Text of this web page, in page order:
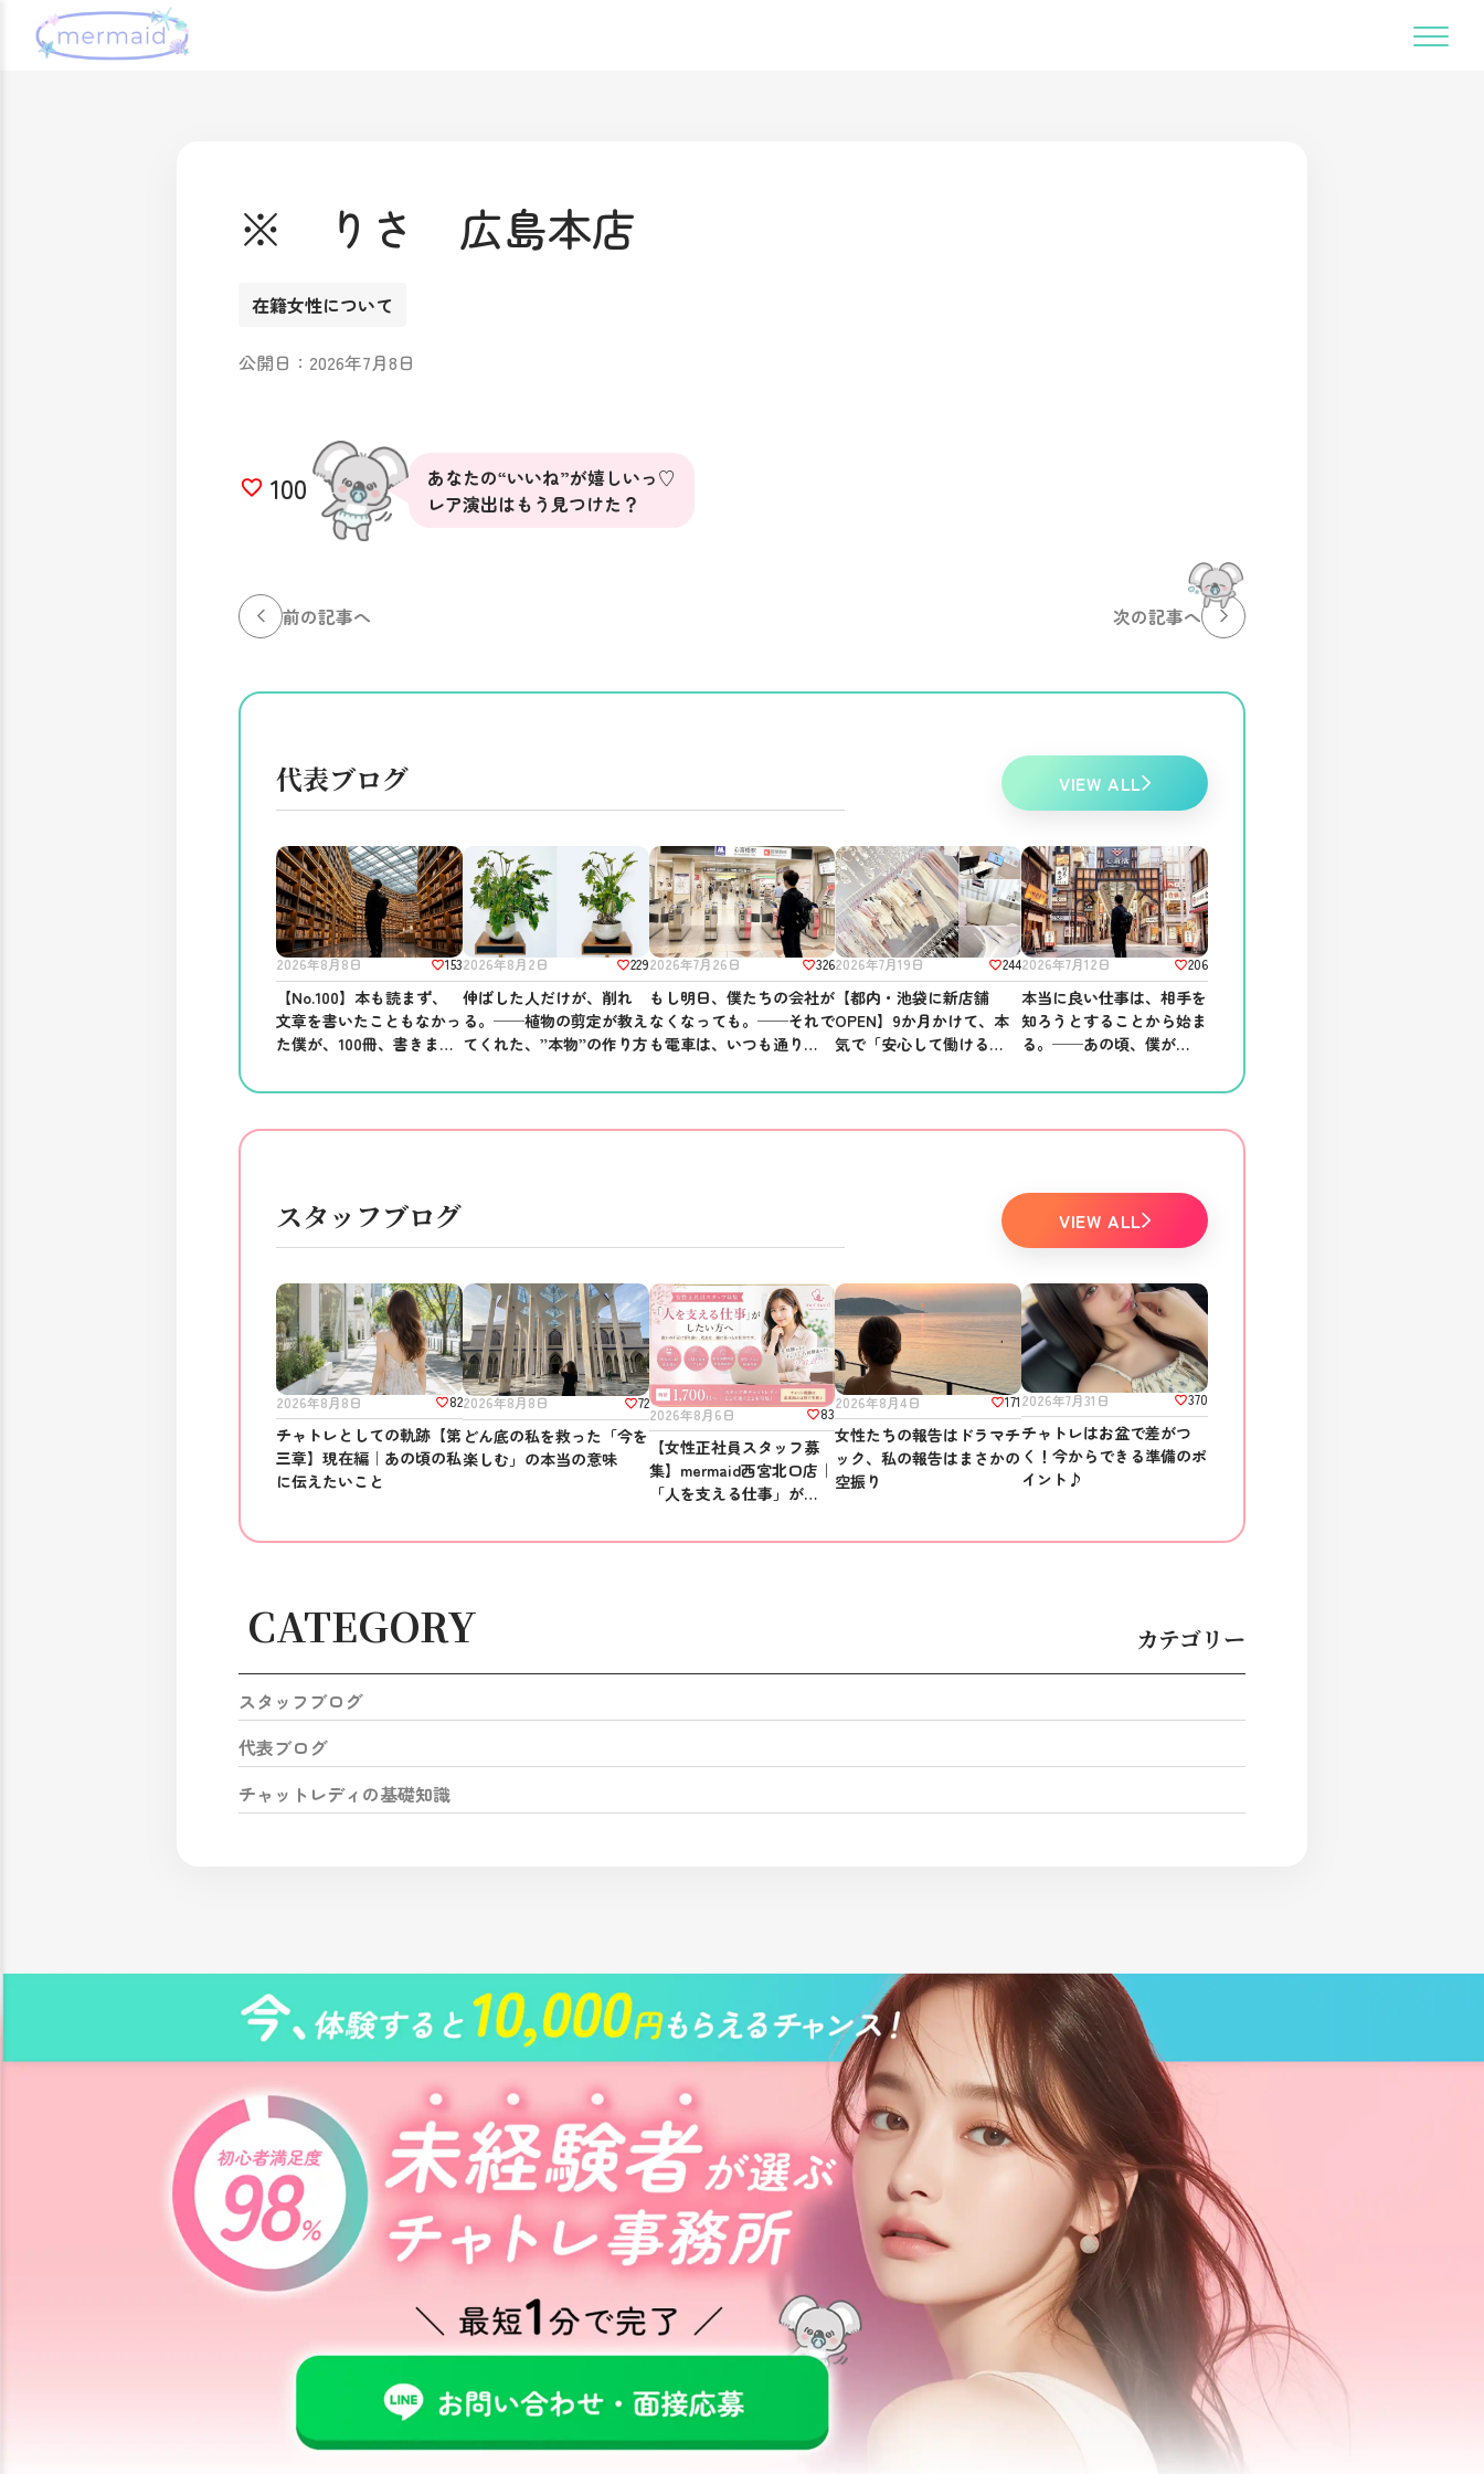
※ りさ 広島本店
在籍女性について
公開日：2026年7月8日
100
あなたの“いいね”が嬉しいっ♡
レア演出はもう見つけた？
前の記事へ 次の記事へ
代表ブログ VIEW ALL
2026年8月8日 153
【No.100】本も読まず、
文章を書いたこともなかっ
た僕が、100冊、書きまし
る意味。
2026年8月2日 229
伸ばした人だけが、削れ
る。──植物の剪定が教え
てくれた、”本物”の作り方
2026年7月26日 326
もし明日、僕たちの会社が
なくなっても。──それで
も電車は、いつも通り走っ
2026年7月19日 244
【都内・池袋に新店舗
OPEN】9か月かけて、本
気で「安心して働ける場
2026年7月12日 206
本当に良い仕事は、相手を
知ろうとすることから始ま
る。──あの頃、僕がして
スタッフブログ VIEW ALL
2026年8月8日 82
チャトレとしての軌跡【第
三章】現在編｜あの頃の私
に伝えたいこと
2026年8月8日 72
どん底の私を救った「今を
楽しむ」の本当の意味
2026年8月6日 83
【女性正社員スタッフ募
集】mermaid西宮北口店｜
「人を支える仕事」がした
2026年8月4日 171
女性たちの報告はドラマチ
ック、私の報告はまさかの
空振り
2026年7月31日 370
チャトレはお盆で差がつ
く！今からできる準備のポ
イント♪
CATEGORY カテゴリー
スタッフブログ
代表ブログ
チャットレディの基礎知識